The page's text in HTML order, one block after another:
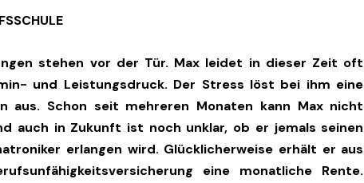
stehen vor der Tür. Max leidet in dieser Zeit oft
und Leistungsdruck. Der Stress löst bei ihm eine
aus. Schon seit mehreren Monaten kann Max nicht
auch in Zukunft ist noch unklar, ob er jemals seinen
erlangen wird. Glücklicherweise erhält er aus
eine monatliche Rente.